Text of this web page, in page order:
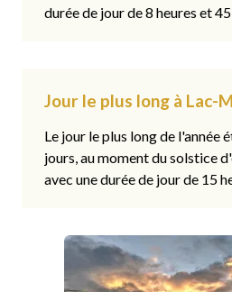
durée de jour de 8 heures et
Jour le plus long à Lac-
Le jour le plus long de l'année
jours, au moment du solstice
avec une durée de jour de 15